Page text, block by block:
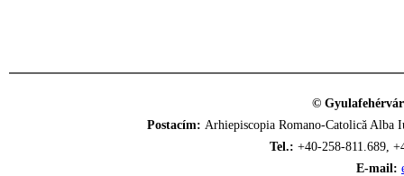
©
Postacím: Arhiepiscopia Romano-Catolică
Tel.: +40-258-811.689,
E-mail: